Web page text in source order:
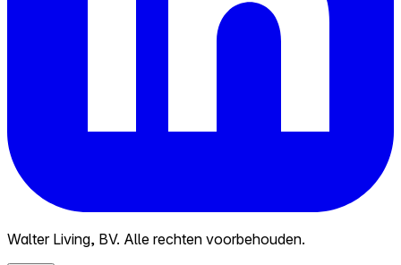
Walter Living, BV. Alle rechten voorbehouden.